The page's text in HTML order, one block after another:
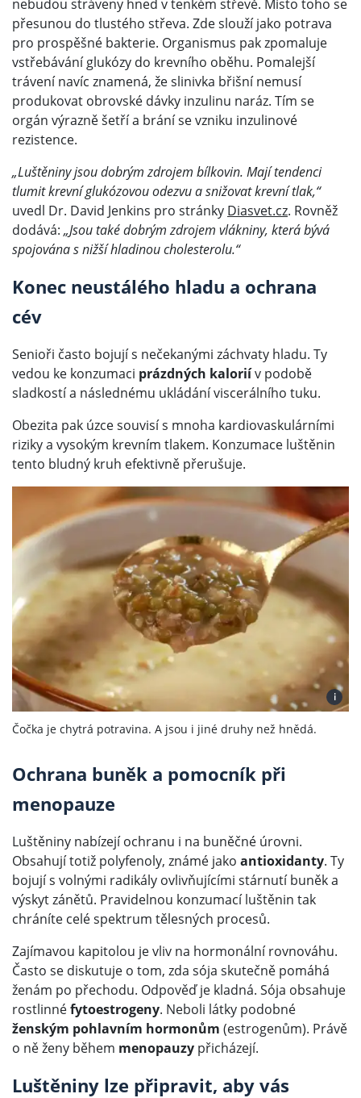
nebudou stráveny hned v tenkém střevě. Místo toho se
přesunou do tlustého střeva. Zde slouží jako potrava
pro prospěšné bakterie. Organismus pak zpomaluje
vstřebávání glukózy do krevního oběhu. Pomalejší
trávení navíc znamená, že slinivka břišní nemusí
produkovat obrovské dávky inzulinu naráz. Tím se
orgán výrazně šetří a brání se vzniku inzulinové
rezistence.
„Luštěniny jsou dobrým zdrojem bílkovin. Mají tendenci
tlumit krevní glukózovou odezvu a snižovat krevní tlak,“
uvedl Dr. David Jenkins pro stránky Diasvet.cz. Rovněž
dodává: „Jsou také dobrým zdrojem vlákniny, která bývá
spojována s nižší hladinou cholesterolu.“
Konec neustálého hladu a ochrana
cév
Senioři často bojují s nečekanými záchvaty hladu. Ty
vedou ke konzumaci prázdných kaloriív podobě
sladkostí a následnému ukládání viscerálního tuku.
Obezita pak úzce souvisí s mnoha kardiovaskulárními
riziky a vysokým krevním tlakem. Konzumace luštěnin
tento bludný kruh efektivně přerušuje.
i
Čočka je chytrá potravina. A jsou i jiné druhy než hnědá.
Ochrana buněk a pomocník při
menopauze
Luštěniny nabízejí ochranu i na buněčné úrovni.
Obsahují totiž polyfenoly, známé jako antioxidanty. Ty
bojují s volnými radikály ovlivňujícími stárnutí buněk a
výskyt zánětů. Pravidelnou konzumací luštěnin tak
chráníte celé spektrum tělesných procesů.
Zajímavou kapitolou je vliv na hormonální rovnováhu.
Často se diskutuje o tom, zda sója skutečně pomáhá
ženám po přechodu. Odpověď je kladná. Sója obsahuje
rostlinnéfytoestrogeny. Neboli látky podobné
ženským pohlavním hormonům (estrogenům). Právě
o ně ženy během menopauzy přicházejí.
Luštěniny lze připravit, aby vás